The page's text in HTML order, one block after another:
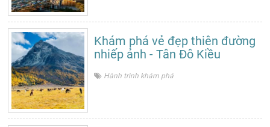
Khám phá vẻ đẹp thiên đường
nhiếp ảnh - Tân Đô Kiều
Hành trình khám phá